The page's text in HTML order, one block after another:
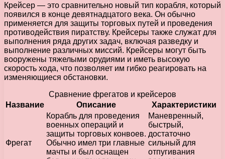
Крейсер — это сравнительно новый тип корабля, который
появился в конце девятнадцатого века. Он обычно
применяется для защиты торговых путей и проведения
противодействия пиратству. Крейсеры также служат для
выполнения ряда других задач, включая разведку и
выполнение различных миссий. Крейсеры могут быть
вооружены тяжелыми орудиями и иметь высокую
скорость хода, что позволяет им гибко реагировать на
изменяющиеся обстановки.
Сравнение фрегатов и крейсеров
Название
Описание Характеристики
Фрегат
Корабль для проведения
военных операций и
защиты торговых конвоев.
Обычно имел три главные
мачты и был оснащен
Маневренный,
быстрый,
достаточно
сильный для
отпугивания